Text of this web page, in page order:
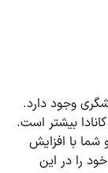
وجود دارد.
بازار کار این 3 موارد در کانادا بیشتر است.
دارند و شما با افزایش
را در این